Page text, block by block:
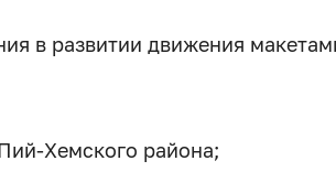
в развитии движения
Хемского района;